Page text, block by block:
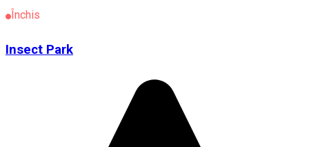
Închis
Insect Park